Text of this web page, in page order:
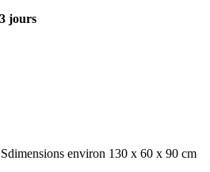
jours
environ 130 x 60 x 90 cm